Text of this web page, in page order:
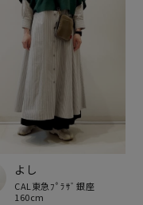
よし
CAL東急ﾌﾟﾗｻﾞ銀座
160cm